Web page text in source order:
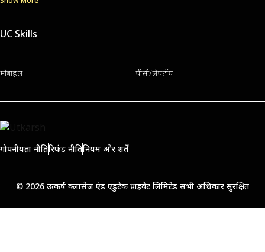
UC Skills
मोबाइल पीसी/लैपटॉप
गोपनीयता नीतिरिफंड नीतिनियम और शर्तें
© 2026 उत्कर्ष क्लासेज एंड एडुटेक प्राइवेट लिमिटेड सभी अधिकार सुरक्षित